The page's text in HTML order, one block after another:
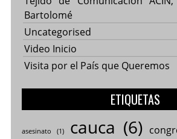
Bartolomé
Uncategorised
Video Inicio
Visita por el País que Queremos
ETIQUETAS
asesinato (1) cauca (6)